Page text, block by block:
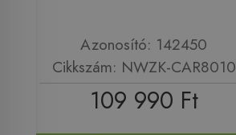
Azonosító: 142450
Cikkszám: NWZK-CAR8010
109 990 Ft